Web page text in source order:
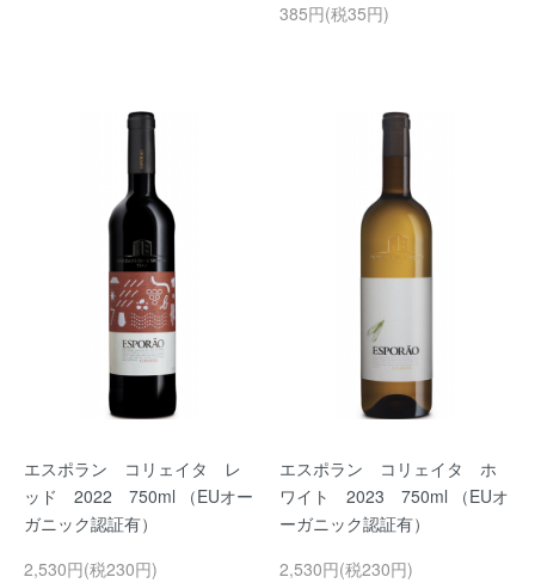
385円(税35円)
エスポラン コリェイタ レ
ッド 2022 750ml （EUオー
ガニック認証有）
2,530円(税230円)
エスポラン コリェイタ ホ
ワイト 2023 750ml （EUオ
ーガニック認証有）
2,530円(税230円)